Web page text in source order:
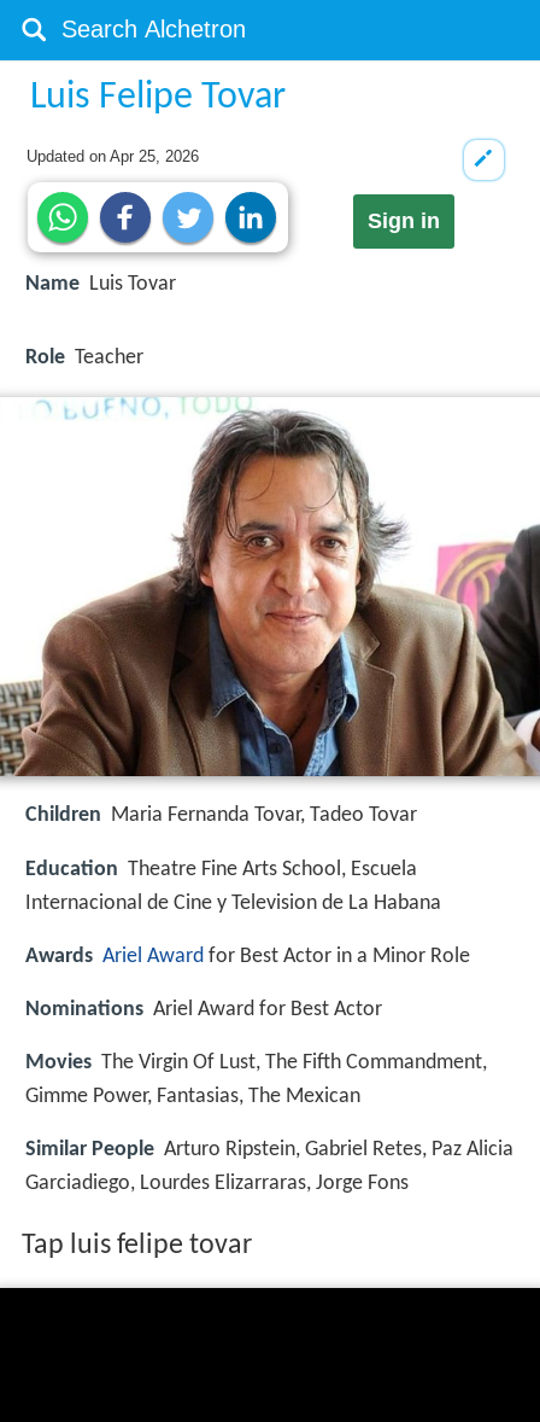
Luis Felipe Tovar
Updated onApr 25, 2026
Sign in
Name Luis Tovar
Role Teacher
Children Maria Fernanda Tovar, Tadeo Tovar
Education Theatre Fine Arts School, Escuela
Internacional de Cine y Television de La Habana
Awards Ariel Award for Best Actor in a Minor Role
Nominations Ariel Award for Best Actor
Movies The Virgin Of Lust, The Fifth Commandment,
Gimme Power, Fantasias, The Mexican
Similar People Arturo Ripstein, Gabriel Retes, Paz Alicia
Garciadiego, Lourdes Elizarraras, Jorge Fons
Tap luis felipe tovar